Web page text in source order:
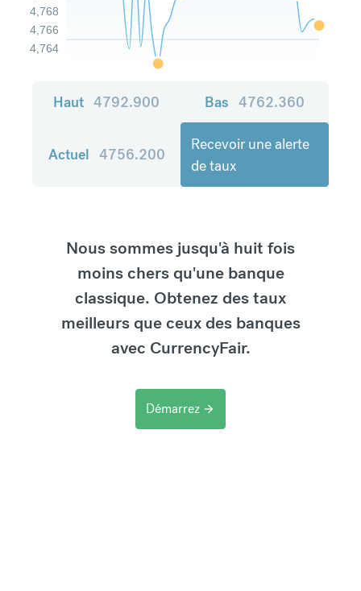
4,764
4,766
4,768
Haut 4792.900 Bas 4762.360
Actuel 4756.200
Recevoir une alerte
de taux
Nous sommes jusqu'à huit fois
moins chers qu'une banque
classique. Obtenez des taux
meilleurs que ceux des banques
avec CurrencyFair.
Démarrez arrow_forward